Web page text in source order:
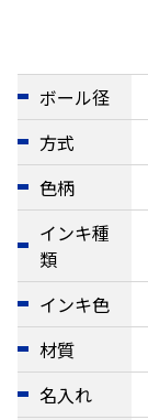
ボール径
方式
色柄
インキ種
類
インキ色
材質
名入れ